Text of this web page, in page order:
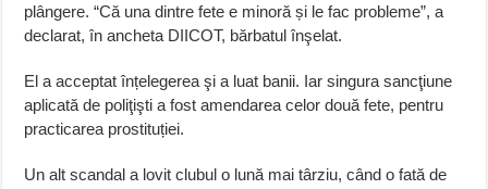
plângere. “Că una dintre fete e minoră și le fac probleme”, a
declarat, în ancheta DIICOT, bărbatul înşelat.
El a acceptat înțelegerea şi a luat banii. Iar singura sancţiune
aplicată de poliţişti a fost amendarea celor două fete, pentru
practicarea prostituției.
Un alt scandal a lovit clubul o lună mai târziu, când o fată de